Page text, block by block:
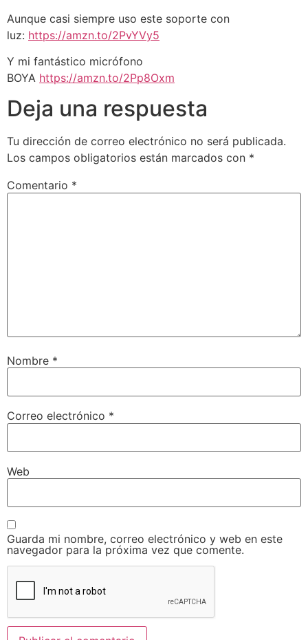
Aunque casi siempre uso este soporte con
luz: https://amzn.to/2PvYVy5
Y mi fantástico micrófono
BOYA https://amzn.to/2Pp8Oxm
Deja una respuesta
Tu dirección de correo electrónico no será publicada.
Los campos obligatorios están marcados con *
Comentario *
Nombre *
Correo electrónico *
Web
Guarda mi nombre, correo electrónico y web en este
navegador para la próxima vez que comente.